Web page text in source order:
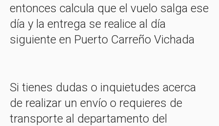
entonces calcula que el vuelo salga ese
día y la entrega se realice al día
siguiente en Puerto Carreño Vichada
Si tienes dudas o inquietudes acerca
de realizar un envío o requieres de
transporte al departamento del